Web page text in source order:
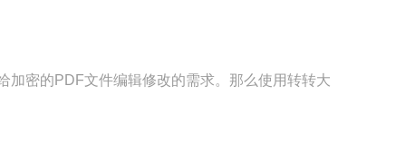
加密的PDF文件编辑修改的需求。那么使用转转大